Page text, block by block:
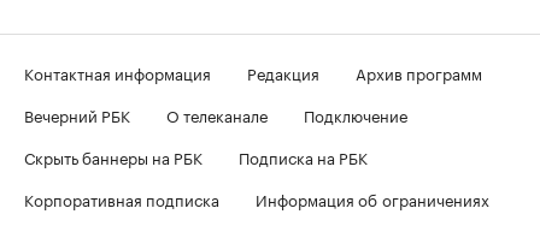
Контактная информация Редакция
Архив программ
Вечерний РБК
О телеканале
Подключение
Скрыть баннеры на РБК
Подписка на РБК
Корпоративная подписка
Информация об ограничениях